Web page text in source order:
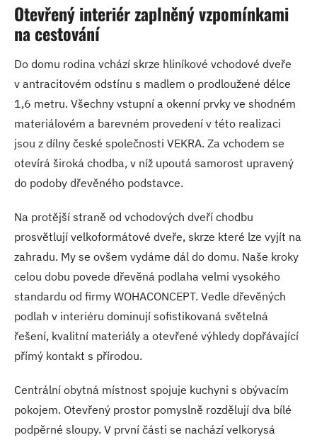
Otevřený interiér zaplněný vzpomínkami
na cestování
Do domu rodina vchází skrze hliníkové vchodové dveře
v antracitovém odstínu s madlem o prodloužené délce
1,6 metru. Všechny vstupní a okenní prvky ve shodném
materiálovém a barevném provedení v této realizaci
jsou z dílny české společnosti VEKRA. Za vchodem se
otevírá široká chodba, v níž upoutá samorost upravený
do podoby dřevěného podstavce.
Na protější straně od vchodových dveří chodbu
prosvětlují velkoformátové dveře, skrze které lze vyjít na
zahradu. My se ovšem vydáme dál do domu. Naše kroky
celou dobu povede dřevěná podlaha velmi vysokého
standardu od firmy WOHACONCEPT. Vedle dřevěných
podlah v interiéru dominují sofistikovaná světelná
řešení, kvalitní materiály a otevřené výhledy dopřávající
přímý kontakt s přírodou.
Centrální obytná místnost spojuje kuchyni s obývacím
pokojem. Otevřený prostor pomyslně rozdělují dva bílé
podpěrné sloupy. V první části se nachází velkorysá